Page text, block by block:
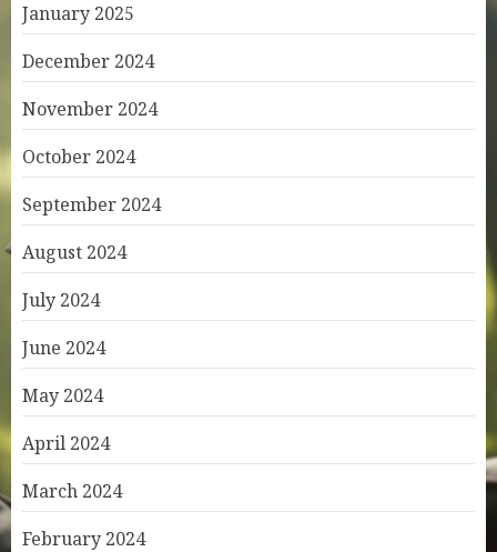
January 2025
December 2024
November 2024
October 2024
September 2024
August 2024
July 2024
June 2024
May 2024
April 2024
March 2024
February 2024